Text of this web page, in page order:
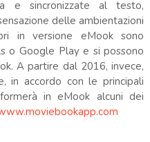
e sincronizzate al testo,
delle ambientazioni
in versione eMook sono
o Google Play e si possono
A partire dal 2016, invece,
in accordo con le principali
in eMook alcuni dei